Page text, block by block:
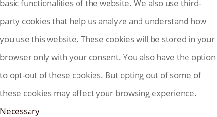
basic functionalities of the website. We also use third-
party cookies that help us analyze and understand how
you use this website. These cookies will be stored in your
browser only with your consent. You also have the option
to opt-out of these cookies. But opting out of some of
these cookies may affect your browsing experience.
Necessary